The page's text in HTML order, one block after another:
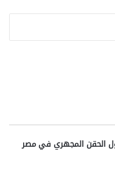
الحقن المجهري في مصر